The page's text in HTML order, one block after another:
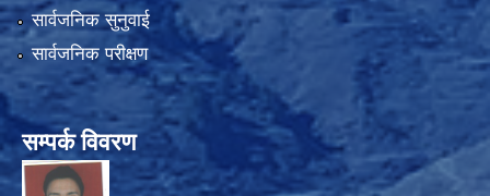
सार्वजनिक सुनुवाई
सार्वजनिक परीक्षण
सम्पर्क विवरण